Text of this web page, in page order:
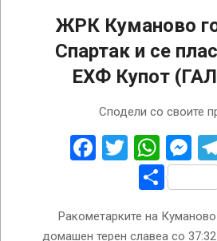
ЖРК Куманово
Спартак и се
ЕХФ Купот
Сподели со своите
Facebook
Twitter
Ракометарките на
домашен терен славеа со